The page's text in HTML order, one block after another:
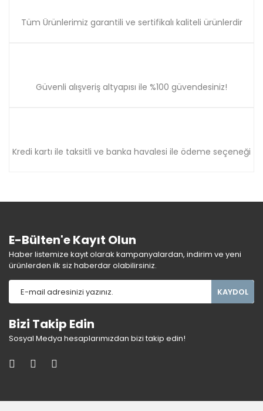
Tüm Ürünlerimiz garantili ve sertifikalı kaliteli ürünlerdir
Güvenli alışveriş altyapısı ile %100 güvendesiniz!
Kredi kartı ile taksitli ve banka havalesi ile ödeme seçeneği
E-Bülten'e Kayıt Olun
Haber listemize kayıt olarak kampanyalardan, indirim ve yeni
ürünlerden ilk siz haberdar olabilirsiniz.
KAYDOL
Bizi Takip Edin
Sosyal Medya hesaplarımızdan bizi takip edin!